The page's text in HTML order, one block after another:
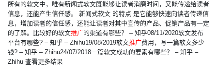
所有的软文中，唯有新闻式软文既能够让读者消磨时间，又能传递给读者
信息，还能产生信任感。 新闻式软文 的特点 是它能够快速向读者传递信
息，增加读者的信任感，还能让读者对其中宣传的产品、促销产品有一定
的了解。比较好的软文推广的渠道有哪些？ – 知乎08/11/2020软文发布
平台有哪些? – 知乎 – Zhihu19/08/2019软文推广费用，写一篇软文多少
钱? – 知乎 – Zhihu24/07/2018一篇软文成功的要素有哪些？ – 知乎 –
Zhihu 查看更多结果